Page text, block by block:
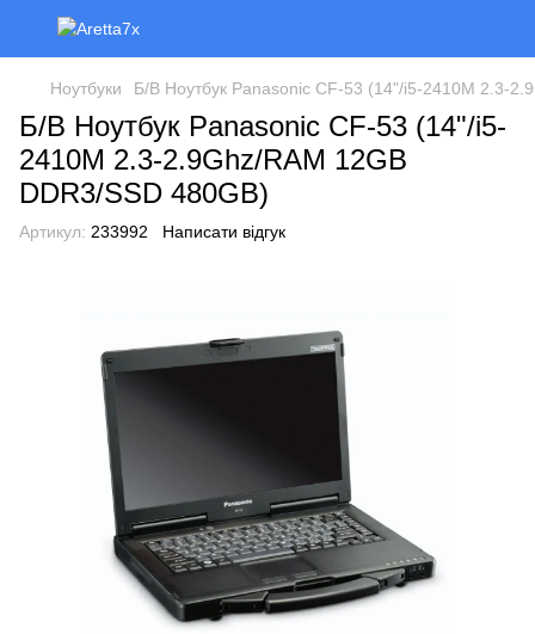
Ноутбуки Б/В Ноутбук Panasonic CF-53 (14"/i5-2410M 2.3-
Б/В Ноутбук Panasonic CF-53 (14"/i5-
2410M 2.3-2.9Ghz/RAM 12GB
DDR3/SSD 480GB)
Артикул: 233992 Написати відгук